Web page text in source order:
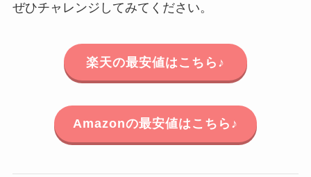
ぜひチャレンジしてみてください。
楽天の最安値はこちら♪
Amazonの最安値はこちら♪